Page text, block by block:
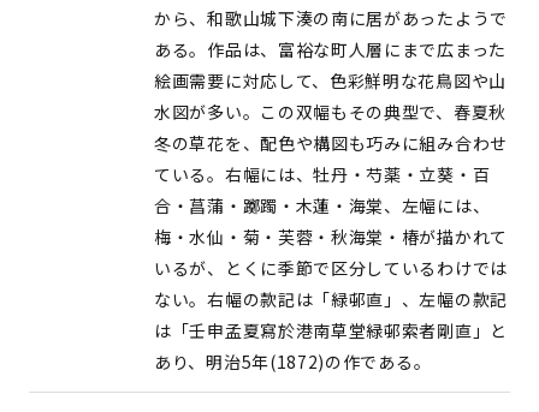
から、和歌山城下湊の南に居があったようで
ある。作品は、富裕な町人層にまで広まった
絵画需要に対応して、色彩鮮明な花鳥図や山
水図が多い。この双幅もその典型で、春夏秋
冬の草花を、配色や構図も巧みに組み合わせ
ている。右幅には、牡丹・芍薬・立葵・百
合・菖蒲・躑躅・木蓮・海棠、左幅には、
梅・水仙・菊・芙蓉・秋海棠・椿が描かれて
いるが、とくに季節で区分しているわけでは
ない。右幅の款記は「緑邨直」、左幅の款記
は「壬申孟夏寫於港南草堂緑邨索者剛直」と
あり、明治5年(1872)の作である。